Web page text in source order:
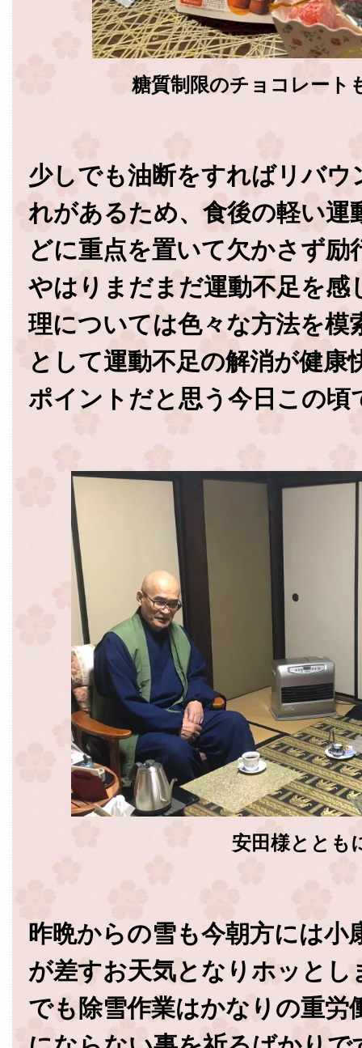
糖質制限のチョコレート
少しでも油断をすればリバウ
れがあるため、食後の軽い運
どに重点を置いて欠かさず励
やはりまだまだ運動不足を感
理については色々な方法を模
として運動不足の解消が健康
ポイントだと思う今日この頃
安田様ととも
昨晩からの雪も今朝方には小
が差すお天気となりホッとし
でも除雪作業はかなりの重労